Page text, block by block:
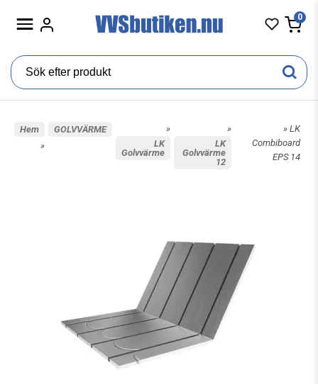
0
Hem
»
GOLVVÄRME
»
LK
Golvvärme
»
LK
Golvvärme
12
» LK
Combiboard
EPS 14